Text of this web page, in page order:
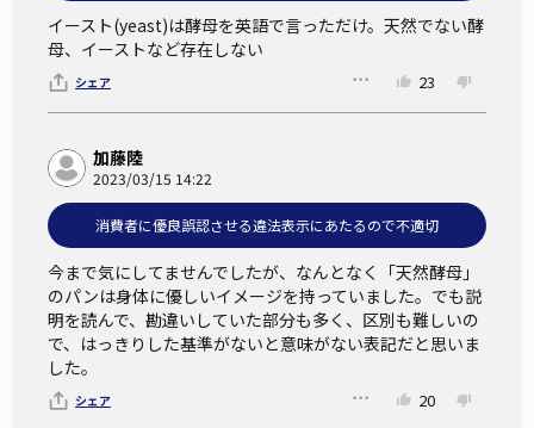
イースト(yeast)は酵母を英語で言っただけ。天然でない酵
母、イーストなど存在しない
シェア 23
加藤陸
2023/03/15 14:22
消費者に優良誤認させる違法表示にあたるので不適切
今まで気にしてませんでしたが、なんとなく「天然酵母」
のパンは身体に優しいイメージを持っていました。でも説
明を読んで、勘違いしていた部分も多く、区別も難しいの
で、はっきりした基準がないと意味がない表記だと思いま
した。
シェア 20